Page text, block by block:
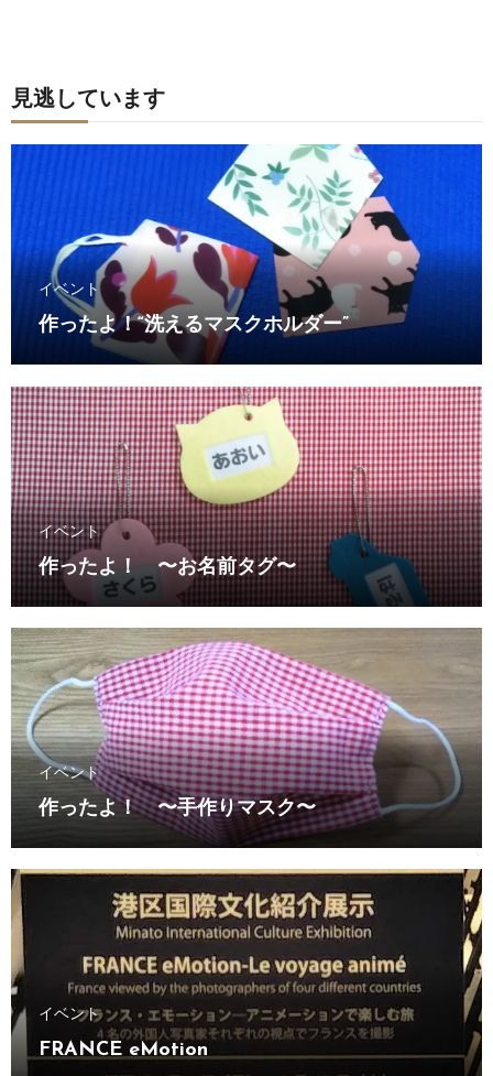
見逃しています
イベント
作ったよ！“洗えるマスクホルダー”
イベント
作ったよ！ 〜お名前タグ〜
イベント
作ったよ！ 〜手作りマスク〜
イベント
FRANCE eMotion